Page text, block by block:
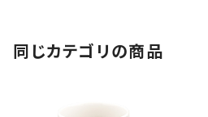
同じカテゴリの商品